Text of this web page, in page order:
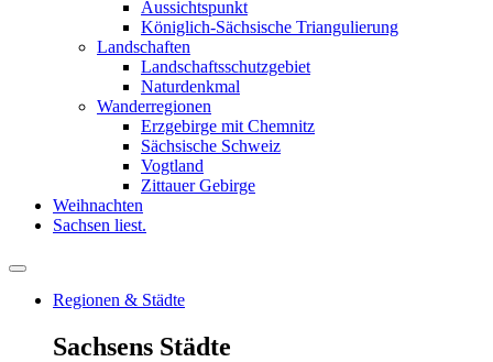
Aussichtspunkt
Königlich-Sächsische Triangulierung
Landschaften
Landschaftsschutzgebiet
Naturdenkmal
Wanderregionen
Erzgebirge mit Chemnitz
Sächsische Schweiz
Vogtland
Zittauer Gebirge
Weihnachten
Sachsen liest.
Regionen & Städte
Sachsens Städte